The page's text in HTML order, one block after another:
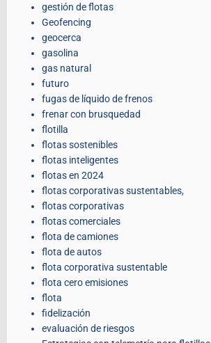
gestión de flotas
Geofencing
geocerca
gasolina
gas natural
futuro
fugas de líquido de frenos
frenar con brusquedad
flotilla
flotas sostenibles
flotas inteligentes
flotas en 2024
flotas corporativas sustentables,
flotas corporativas
flotas comerciales
flota de camiones
flota de autos
flota corporativa sustentable
flota cero emisiones
flota
fidelización
evaluación de riesgos